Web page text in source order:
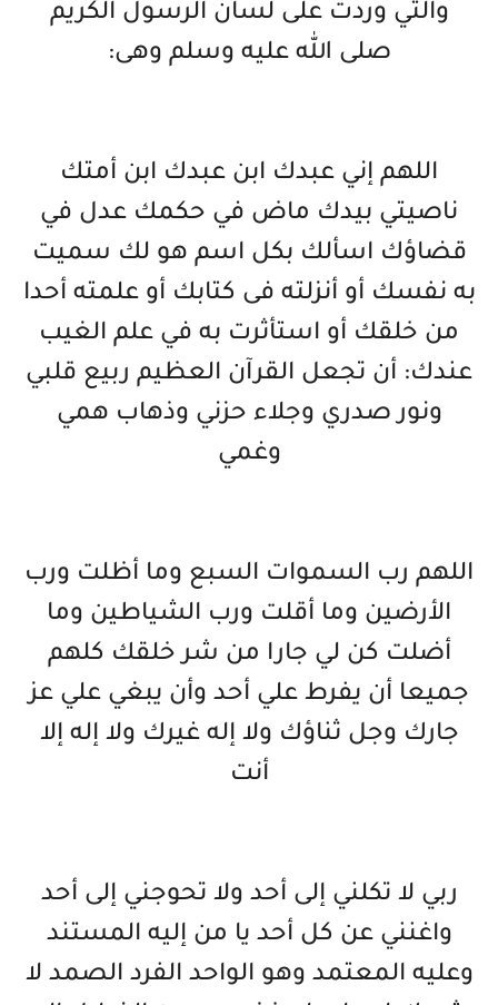
والتي وردت على لسان الرسول الكريم
صلى الله عليه وسلم وهى:
اللهم إني عبدك ابن عبدك ابن أمتك
ناصيتي بيدك ماض في حكمك عدل في
قضاؤك اسألك بكل اسم هو لك سميت
به نفسك أو أنزلته فى كتابك أو علمته أحدا
من خلقك أو استأثرت به في علم الغيب
عندك: أن تجعل القرآن العظيم ربيع قلبي
ونور صدري وجلاء حزني وذهاب همي
وغمي
اللهم رب السموات السبع وما أظلت ورب
الأرضين وما أقلت ورب الشياطين وما
أضلت كن لي جارا من شر خلقك كلهم
جميعا أن يفرط علي أحد وأن يبغي علي عز
جارك وجل ثناؤك ولا إله غيرك ولا إله إلا
أنت
ربي لا تكلني إلى أحد ولا تحوجني إلى أحد
واغنني عن كل أحد يا من إليه المستند
وعليه المعتمد وهو الواحد الفرد الصمد لا